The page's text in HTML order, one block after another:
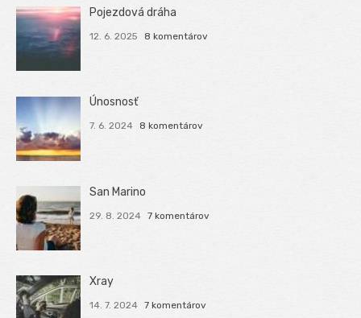
Pojezdová dráha
12. 6. 2025 8 komentárov
Únosnosť
7. 6. 2024 8 komentárov
San Marino
29. 8. 2024 7 komentárov
Xray
14. 7. 2024 7 komentárov